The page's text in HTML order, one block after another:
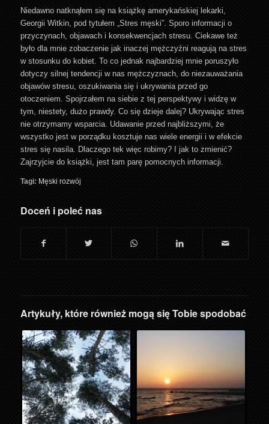
Niedawno natknąłem się na książkę amerykańskiej lekarki,
Georgii Witkin, pod tytułem „Stres męski”. Sporo informacji o
przyczynach, objawach i konsekwencjach stresu. Ciekawe też
było dla mnie zobaczenie jak inaczej mężczyźni reagują na stres
w stosunku do kobiet. To co jednak najbardziej mnie poruszyło
dotyczy silnej tendencji w nas mężczyznach, do niezauważania
objawów stresu, oszukiwania się i ukrywania przed go
otoczeniem. Spojrzałem na siebie z tej perspektywy i widzę w
tym, niestety, dużo prawdy. Co się dzieje dalej? Ukrywając stres
nie otrzymamy wsparcia. Udawanie przed najbliższymi, że
wszystko jest w porządku kosztuje nas wiele energii i w efekcie
stres się nasila. Dlaczego tek więc robimy? I jak to zmienić?
Zajrzyjcie do książki, jest tam parę pomocnych informacji.
Tagi: Męski rozwój
Doceń i poleć nas
Artykuły, które również mogą się Tobie spodobać